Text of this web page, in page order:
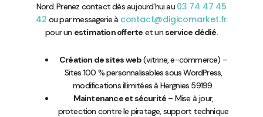
Nord. Prenez contact dès aujourd’hui au03 74 47 45
42 ou par messagerie à contact@digicomarket.fr
pour un estimation offerte et unservice dédié.
Création de sites web(vitrine, e-commerce) –
Sites 100 % personnalisables sous WordPress,
modifications illimitées à Hergnies 59199.
Maintenance et sécurité – Mise à jour,
protection contre le piratage, support technique